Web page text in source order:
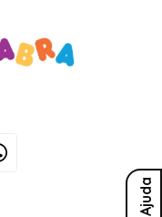
Ajuda